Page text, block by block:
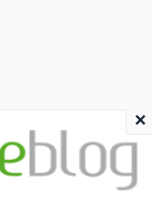
×